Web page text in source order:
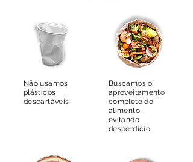
Não usamos
plásticos
descartáveis
Buscamos o
aproveitamento
completo do
alimento,
evitando
desperdício